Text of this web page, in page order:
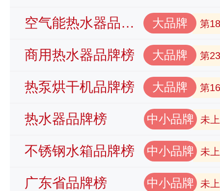
空气能热水器品牌榜 大品牌 第
商用热水器品牌榜 大品牌 第
热泵烘干机品牌榜 大品牌 第
热水器品牌榜 中小品牌 未
不锈钢水箱品牌榜 中小品牌 未
广东省品牌榜 中小品牌 未